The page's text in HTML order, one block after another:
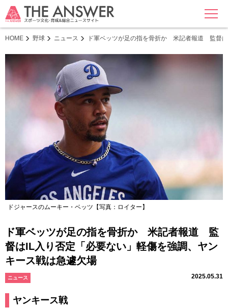
MENU
HOME 野球 ニュース ド軍ベッツが足の指を骨折か 米記者報道 監督
ドジャースのムーキー・ベッツ【写真：ロイター】
ド軍ベッツが足の指を骨折か 米記者報道 監
督はIL入り否定「必要ない」軽傷を強調、ヤン
キース戦は急遽欠場
ニュース 2025.05.31
ヤンキース戦